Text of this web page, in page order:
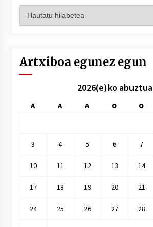
hilez
Artxiboa egunez egun
2026(e)ko abuztua
A A A O O
3 4 5 6 7
10 11 12 13 14
17 18 19 20 21
24 25 26 27 28